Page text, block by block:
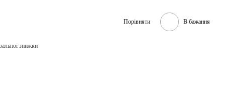
Порівняти В бажання
знижки